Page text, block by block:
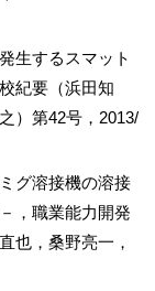
生するスマット
紀要（浜田知
）第42号，2013/
グ溶接機の溶接
，職業能力開発
也，桑野亮一，